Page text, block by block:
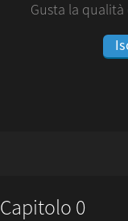
Gusta la
Capitolo 0